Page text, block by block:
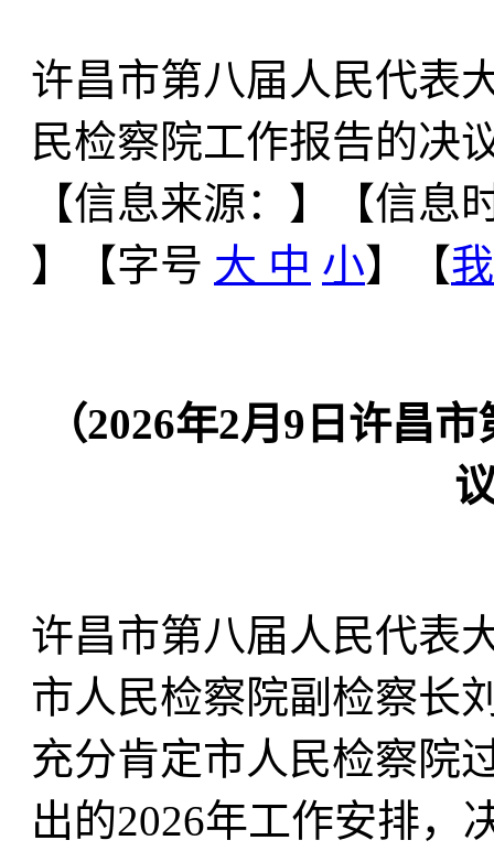
许昌市第八届人民代表
民检察院工作报告的决
【信息来源： 】
【信息
】【字号 大 中 小】【
（2026年2月9日许昌
许昌市第八届人民代表
市人民检察院副检察长
充分肯定市人民检察院
出的2026年工作安排，